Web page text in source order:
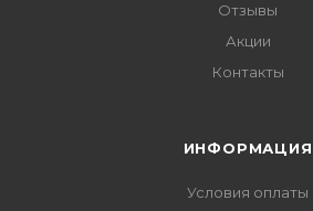
Отзывы
Акции
Контакты
ИНФОРМАЦИЯ
Условия оплаты